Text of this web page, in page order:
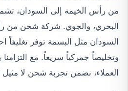
من رأس الخيمة إلى السودان،
البحري، والجوي. شركة شحن من
السودان مثل البسمة توفر تغليفاً
وتخليصاً جمركياً سريعاً. مع التزامنا
العملاء، نضمن تجربة شحن لا مثيل